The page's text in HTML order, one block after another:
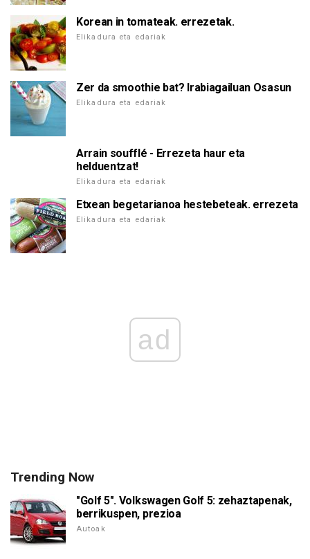
Korean in tomateak. errezetak.
Elikadura eta edariak
Zer da smoothie bat? Irabiagailuan Osasun
Elikadura eta edariak
Arrain soufflé - Errezeta haur eta
helduentzat!
Elikadura eta edariak
Etxean begetarianoa hestebeteak. errezeta
Elikadura eta edariak
ad
Trending Now
"Golf 5". Volkswagen Golf 5: zehaztapenak,
berrikuspen, prezioa
Autoak